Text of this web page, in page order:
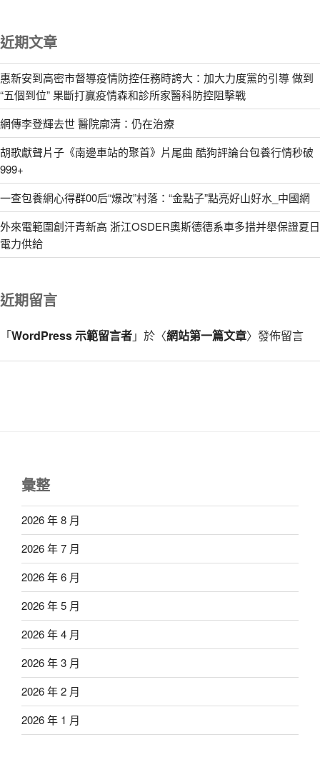
近期文章
惠新安到高密市督導疫情防控任務時誇大：加大力度黨的引導 做到
“五個到位” 果斷打贏疫情森和診所家醫科防控阻擊戰
網傳李登輝去世 醫院廓清：仍在治療
胡歌獻聲片子《南邊車站的聚首》片尾曲 酷狗評論台包養行情秒破
999+
一查包養網心得群00后“爆改”村落：“金點子”點亮好山好水_中國網
外來電範圍創汗青新高 浙江OSDER奧斯德德系車多措并舉保證夏日
電力供給
近期留言
「WordPress 示範留言者」於〈網站第一篇文章〉發佈留言
彙整
2026 年 8 月
2026 年 7 月
2026 年 6 月
2026 年 5 月
2026 年 4 月
2026 年 3 月
2026 年 2 月
2026 年 1 月